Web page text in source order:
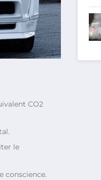
CO2
le
conscience.